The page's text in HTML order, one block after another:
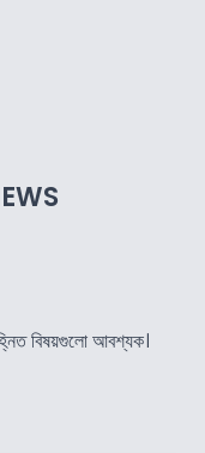
বিষয়গুলো আবশ্যক।